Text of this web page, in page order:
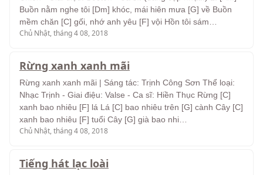
Buồn nằm nghe tôi [Dm] khóc, mái hiên mưa [G] về Buồn
mềm chăn [C] gối, nhớ anh yêu [F] vội Hồn tôi sám…
Chủ Nhật, tháng 4 08, 2018
Rừng xanh xanh mãi
Rừng xanh xanh mãi | Sáng tác: Trịnh Công Sơn Thể loại:
Nhạc Trịnh - Giai điệu: Valse - Ca sĩ: Hiền Thục Rừng [C]
xanh bao nhiêu [F] lá Lá [C] bao nhiêu trên [G] cành Cây [C]
xanh bao nhiêu [F] tuổi Cây [G] già bao nhi…
Chủ Nhật, tháng 4 08, 2018
Tiếng hát lạc loài